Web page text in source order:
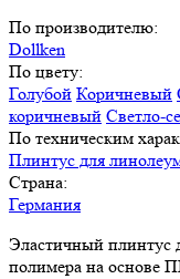
По производителю:
Dollken
По цвету:
Голубой Коричневый
коричневый Светло-
По техническим
Плинтус для
Страна:
Германия
Эластичный плинтус
полимера на основе